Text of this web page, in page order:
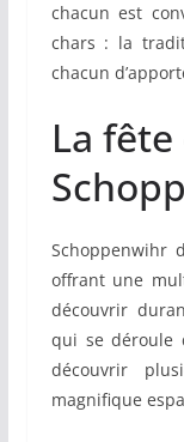
chacun est
chars : la
chacun
La
Schoppenwihr
offrant une
découvrir
qui se déroule
découvrir
magnifique